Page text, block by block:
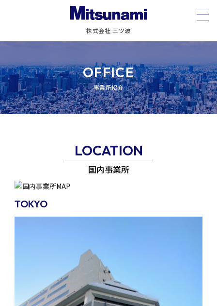
株式会社 三ツ波
OFFICE
事業所紹介
LOCATION
国内事業所
TOKYO